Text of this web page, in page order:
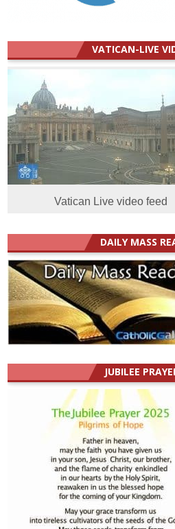
VATICAN-LIVE
Vatican Live video feed
DAILY MASS
JUBILEE